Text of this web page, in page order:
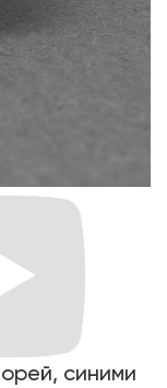
синими